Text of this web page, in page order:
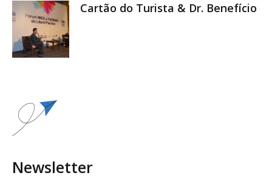
Cartão do Turista & Dr. Benefício
Newsletter